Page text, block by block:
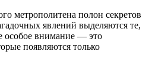
метрополитена полон секретов
явлений выделяются те,
особое внимание — это
появляются только